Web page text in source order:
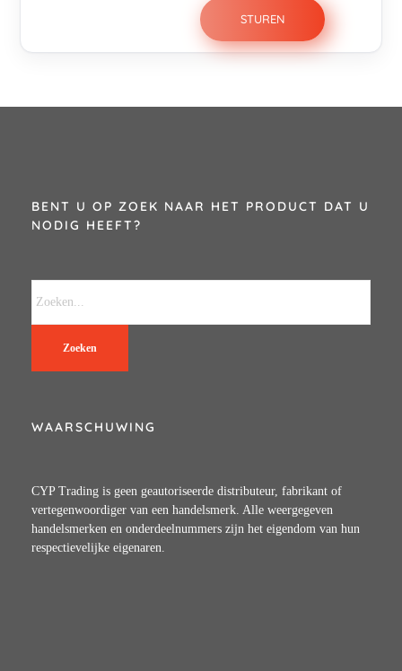
BENT U OP ZOEK NAAR HET PRODUCT DAT U
NODIG HEEFT?
Zoeken
WAARSCHUWING
CYP Trading is geen geautoriseerde distributeur, fabrikant of
vertegenwoordiger van een handelsmerk. Alle weergegeven
handelsmerken en onderdeelnummers zijn het eigendom van hun
respectievelijke eigenaren.